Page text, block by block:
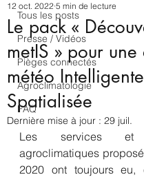
Tous les posts
Presse / Vidéos
Pièges connectés
Agroclimatologie
FAQ
Le pack «
metIS » pour une
météo
Spatialisée
12 oct. 2022 5 min de lecture
Dernière mise à jour : 29 juil.
Les services et
agroclimatiques
2020 ont toujours eu,